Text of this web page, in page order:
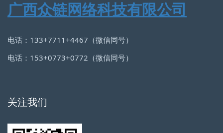
广西众链网络科技有限公司
电话：133+7711+4467（微信同号）
电话：153+0773+0772（微信同号）
关注我们